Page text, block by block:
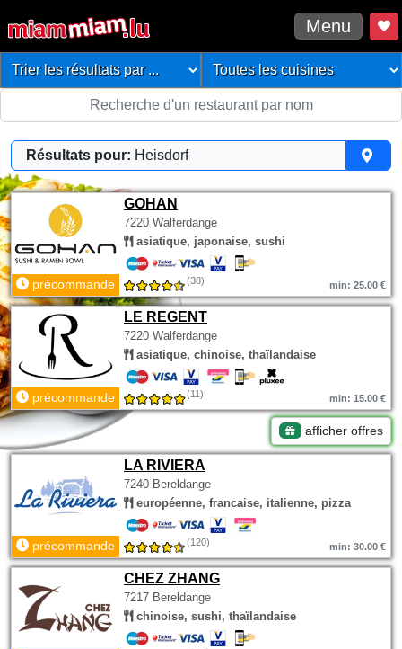
Menu
Résultats pour: Heisdorf
GOHAN
7220 Walferdange
asiatique, japonaise, sushi
précommande (38) min: 25.00 €
LE REGENT
7220 Walferdange
asiatique, chinoise, thaïlandaise
précommande (11) min: 15.00 €
afficher offres
LA RIVIERA
7240 Bereldange
européenne, francaise, italienne, pizza
précommande (120) min: 30.00 €
CHEZ ZHANG
7217 Bereldange
chinoise, sushi, thaïlandaise